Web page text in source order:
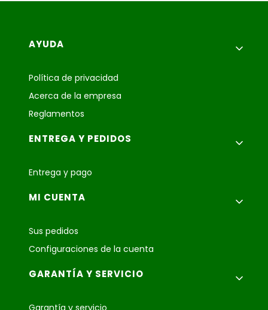
Menú de pie de página
AYUDA
Política de privacidad
Acerca de la empresa
Reglamentos
ENTREGA Y PEDIDOS
Entrega y pago
MI CUENTA
Sus pedidos
Configuraciones de la cuenta
GARANTÍA Y SERVICIO
Garantía y servicio